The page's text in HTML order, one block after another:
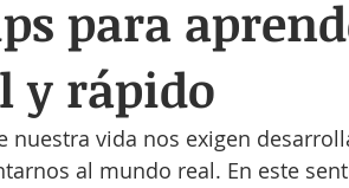
para
y rápido
nuestra vida nos exigen
al mundo real. En este